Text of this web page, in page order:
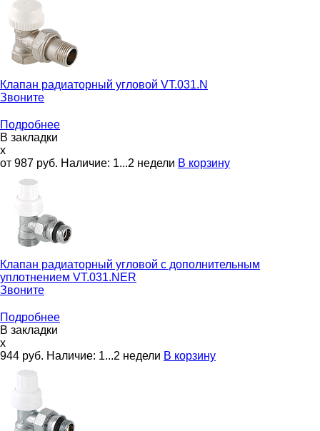
Клапан радиаторный угловой VT.031.N
Звоните
Подробнее
В закладки
x
от 987 руб. Наличие: 1...2 недели В корзину
Клапан радиаторный угловой с дополнительным
уплотнением VT.031.NER
Звоните
Подробнее
В закладки
x
944 руб. Наличие: 1...2 недели В корзину